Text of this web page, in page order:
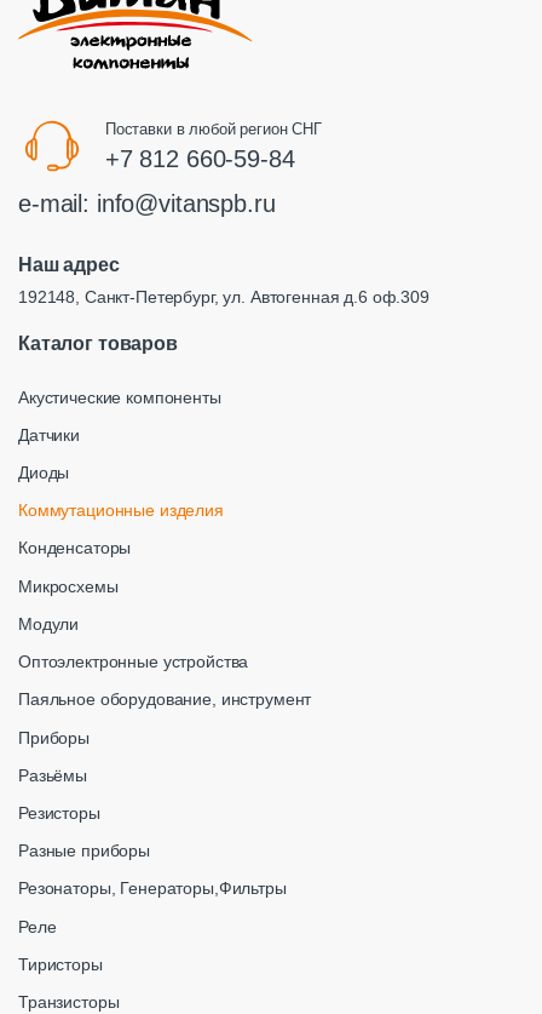
Поставки в любой регион СНГ
+7 812 660-59-84
e-mail: info@vitanspb.ru
Наш адрес
192148, Санкт-Петербург, ул. Автогенная д.6 оф.309
Каталог товаров
Акустические компоненты
Датчики
Диоды
Коммутационные изделия
Конденсаторы
Микросхемы
Модули
Оптоэлектронные устройства
Паяльное оборудование, инструмент
Приборы
Разьёмы
Резисторы
Разные приборы
Резонаторы, Генераторы,Фильтры
Реле
Тиристоры
Транзисторы